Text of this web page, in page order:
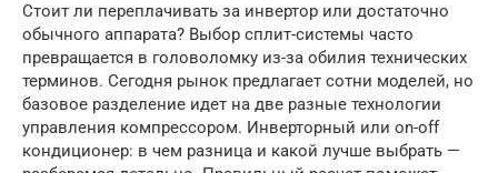
Стоит ли переплачивать за инвертор или достаточно
обычного аппарата? Выбор сплит-системы часто
превращается в головоломку из-за обилия технических
терминов. Сегодня рынок предлагает сотни моделей, но
базовое разделение идет на две разные технологии
управления компрессором. Инверторный или on-off
кондиционер: в чем разница и какой лучше выбрать —